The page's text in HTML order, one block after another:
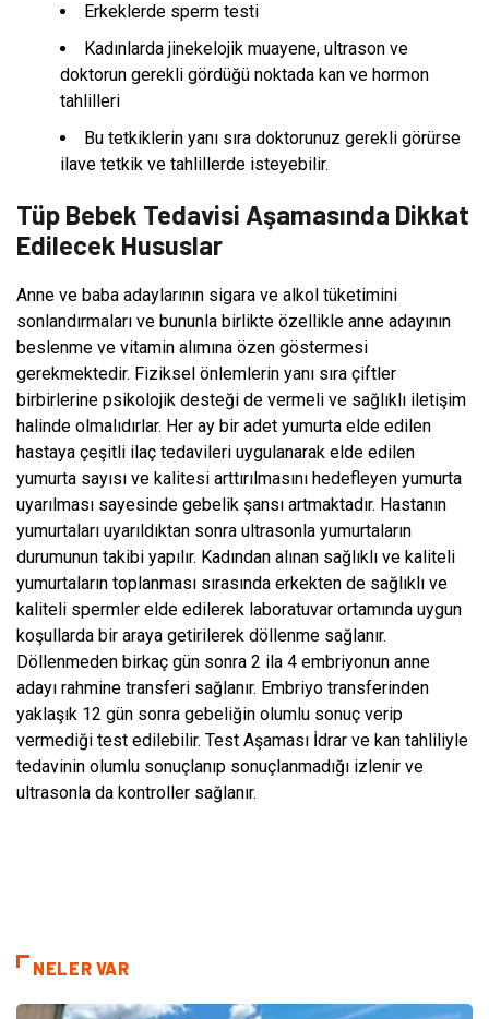
Erkeklerde sperm testi
Kadınlarda jinekelojik muayene, ultrason ve
doktorun gerekli gördüğü noktada kan ve hormon
tahlilleri
Bu tetkiklerin yanı sıra doktorunuz gerekli görürse
ilave tetkik ve tahlillerde isteyebilir.
Tüp Bebek Tedavisi Aşamasında Dikkat
Edilecek Hususlar
Anne ve baba adaylarının sigara ve alkol tüketimini
sonlandırmaları ve bununla birlikte özellikle anne adayının
beslenme ve vitamin alımına özen göstermesi
gerekmektedir. Fiziksel önlemlerin yanı sıra çiftler
birbirlerine psikolojik desteği de vermeli ve sağlıklı iletişim
halinde olmalıdırlar. Her ay bir adet yumurta elde edilen
hastaya çeşitli ilaç tedavileri uygulanarak elde edilen
yumurta sayısı ve kalitesi arttırılmasını hedefleyen yumurta
uyarılması sayesinde gebelik şansı artmaktadır. Hastanın
yumurtaları uyarıldıktan sonra ultrasonla yumurtaların
durumunun takibi yapılır. Kadından alınan sağlıklı ve kaliteli
yumurtaların toplanması sırasında erkekten de sağlıklı ve
kaliteli spermler elde edilerek laboratuvar ortamında uygun
koşullarda bir araya getirilerek döllenme sağlanır.
Döllenmeden birkaç gün sonra 2 ila 4 embriyonun anne
adayı rahmine transferi sağlanır. Embriyo transferinden
yaklaşık 12 gün sonra gebeliğin olumlu sonuç verip
vermediği test edilebilir. Test Aşaması İdrar ve kan tahliliyle
tedavinin olumlu sonuçlanıp sonuçlanmadığı izlenir ve
ultrasonla da kontroller sağlanır.
NELER VAR